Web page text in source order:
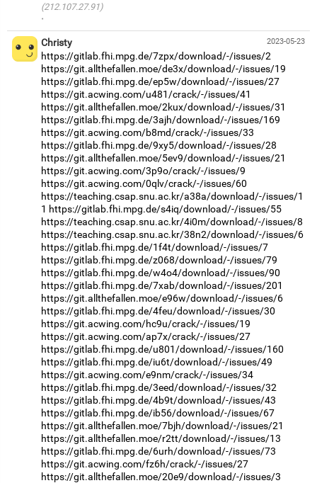
(212.107.27.91)
·
2023-05-23
Christy
https://gitlab.fhi.mpg.de/7zpx/download/-/issues/2
https://git.allthefallen.moe/de3x/download/-/issues/19
https://gitlab.fhi.mpg.de/ep5w/download/-/issues/27
https://git.acwing.com/u481/crack/-/issues/41
https://git.allthefallen.moe/2kux/download/-/issues/31
https://gitlab.fhi.mpg.de/3ajh/download/-/issues/169
https://git.acwing.com/b8md/crack/-/issues/33
https://gitlab.fhi.mpg.de/9xy5/download/-/issues/28
https://git.allthefallen.moe/5ev9/download/-/issues/21
https://git.acwing.com/3p9o/crack/-/issues/9
https://git.acwing.com/0qlv/crack/-/issues/60
https://teaching.csap.snu.ac.kr/a38a/download/-/issues/1
1 https://gitlab.fhi.mpg.de/s4iq/download/-/issues/55
https://teaching.csap.snu.ac.kr/4i0m/download/-/issues/8
https://teaching.csap.snu.ac.kr/38n2/download/-/issues/6
https://gitlab.fhi.mpg.de/1f4t/download/-/issues/7
https://gitlab.fhi.mpg.de/z068/download/-/issues/79
https://gitlab.fhi.mpg.de/w4o4/download/-/issues/90
https://gitlab.fhi.mpg.de/7xab/download/-/issues/201
https://git.allthefallen.moe/e96w/download/-/issues/6
https://gitlab.fhi.mpg.de/4feu/download/-/issues/30
https://git.acwing.com/hc9u/crack/-/issues/19
https://git.acwing.com/ap7x/crack/-/issues/27
https://gitlab.fhi.mpg.de/u801/download/-/issues/160
https://gitlab.fhi.mpg.de/iu6t/download/-/issues/49
https://git.acwing.com/e9nm/crack/-/issues/34
https://gitlab.fhi.mpg.de/3eed/download/-/issues/32
https://gitlab.fhi.mpg.de/4b9t/download/-/issues/43
https://gitlab.fhi.mpg.de/ib56/download/-/issues/67
https://git.allthefallen.moe/7bjh/download/-/issues/21
https://git.allthefallen.moe/r2tt/download/-/issues/13
https://gitlab.fhi.mpg.de/6urh/download/-/issues/73
https://git.acwing.com/fz6h/crack/-/issues/27
https://git.allthefallen.moe/20e9/download/-/issues/3